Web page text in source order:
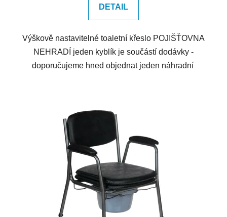
DETAIL
Výškově nastavitelné toaletní křeslo POJIŠŤOVNA
NEHRADÍ jeden kyblík je součástí dodávky -
doporučujeme hned objednat jeden náhradní